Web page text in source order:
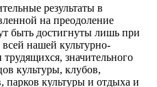
результаты в
на преодоление
быть достигнуты лишь при
нашей культурно-
значительного
культуры, клубов,
парков культуры и отдыха и